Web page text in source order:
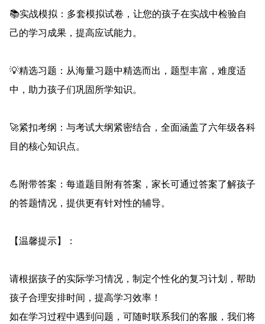
📚实战模拟：多套模拟试卷，让您的孩子在实战中检验自
己的学习成果，提高应试能力。
💡精选习题：从海量习题中精选而出，题型丰富，难度适
中，助力孩子们巩固所学知识。
🚀紧扣考纲：与考试大纲紧密结合，全面涵盖了六年级各科
目的核心知识点。
💪附带答案：每道题目附有答案，家长可通过答案了解孩子
的答题情况，提供更有针对性的辅导。
【温馨提示】：
请根据孩子的实际学习情况，制定个性化的复习计划，帮助
孩子合理安排时间，提高学习效率！
如在学习过程中遇到问题，可随时联系我们的客服，我们将